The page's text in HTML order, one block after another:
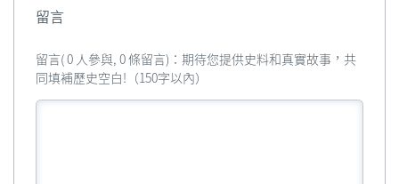
留言
留言( 0 人參與, 0 條留言)：期待您提供史料和真實故事，共
同填補歷史空白!（150字以內）